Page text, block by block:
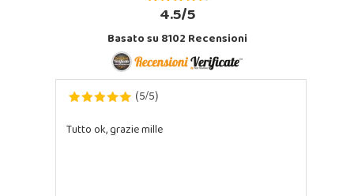
4.5/5
Basato su 8102 Recensioni
(5/5)
Tutto ok, grazie mille